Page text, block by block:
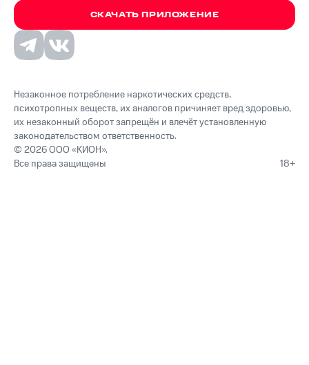
СКАЧАТЬ ПРИЛОЖЕНИЕ
Незаконное потребление наркотических средств,
психотропных веществ, их аналогов причиняет вред здоровью,
их незаконный оборот запрещён и влечёт установленную
законодательством ответственность.
© 2026 ООО «КИОН».
Все права защищены
18+